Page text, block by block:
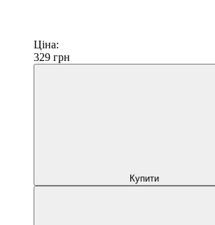
Ціна:
329 грн
Купити